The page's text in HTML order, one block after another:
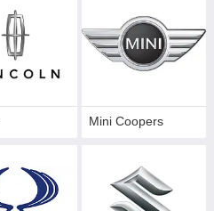
Mini Coopers